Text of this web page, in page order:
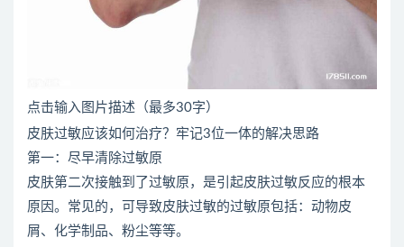
点击输入图片描述（最多30字）
皮肤过敏应该如何治疗？牢记3位一体的解决思路
第一：尽早清除过敏原
皮肤第二次接触到了过敏原，是引起皮肤过敏反应的根本
原因。常见的，可导致皮肤过敏的过敏原包括：动物皮
屑、化学制品、粉尘等等。